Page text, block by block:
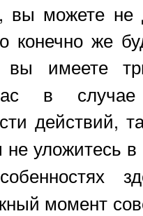
вы можете не
конечно же
вы имеете
в случае
действий,
уложитесь
момент